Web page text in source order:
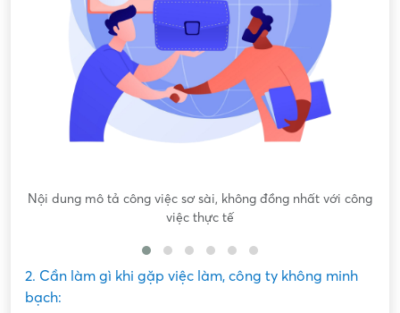
Nội dung mô tả công việc sơ sài, không đồng nhất với công
việc thực tế
2. Cần làm gì khi gặp việc làm, công ty không minh
bạch: